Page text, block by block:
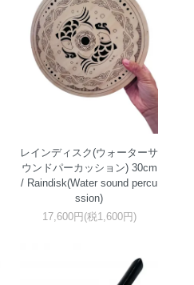
レインディスク(ウォーターサ
ウンドパーカッション) 30cm
/ Raindisk(Water sound percu
ssion)
17,600円(税1,600円)